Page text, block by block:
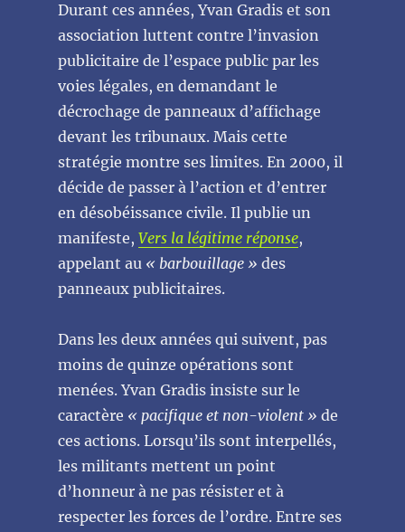
Durant ces années, Yvan Gradis et son
association luttent contre l’invasion
publicitaire de l’espace public par les
voies légales, en demandant le
décrochage de panneaux d’affichage
devant les tribunaux. Mais cette
stratégie montre ses limites. En 2000, il
décide de passer à l’action et d’entrer
en désobéissance civile. Il publie un
manifeste, Vers la légitime réponse,
appelant au « barbouillage » des
panneaux publicitaires.
Dans les deux années qui suivent, pas
moins de quinze opérations sont
menées. Yvan Gradis insiste sur le
caractère « pacifique et non-violent » de
ces actions. Lorsqu’ils sont interpellés,
les militants mettent un point
d’honneur à ne pas résister et à
respecter les forces de l’ordre. Entre ses